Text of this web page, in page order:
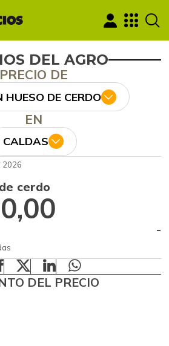
DEL AGRO
PRECIO DE
HUESO DE CERDO
EN
CALDAS
2026
cerdo
-
DEL PRECIO